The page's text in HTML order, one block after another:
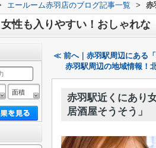
エールーム赤羽店のブログ記事一覧 > 赤
性も入りやすい！おしゃれな
≪ 前へ｜赤羽駅周辺にある
赤羽駅周辺の地域情報！
赤羽駅近くにあり
居酒屋そうそう」
面積